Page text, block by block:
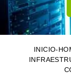
INICIO-